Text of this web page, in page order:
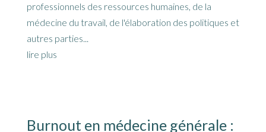
professionnels des ressources humaines, de la
médecine du travail, de l'élaboration des politiques et
autres parties...
lire plus
Burnout en médecine générale :